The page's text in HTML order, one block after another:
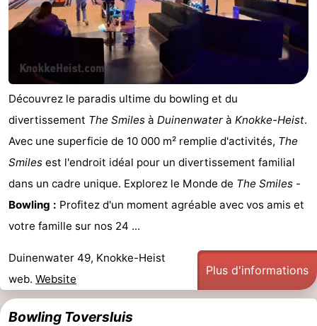
Noordzee
Résidence
Cadzand-
Bad
-
Resort
Nieuwvliet-
Bad
Schoneveld
-
Strand
Resort
Nieuwvliet-
Bad
-
Waterdunen
-
Zeebad
-
Zonneweelde
-
Zwinhoeve
Hôtels
Last
minutes
Plages
Découvrez le paradis ultime du bowling et du
divertissement The Smiles à Duinenwater à Knokke-Heist.
Avec une superficie de 10 000 m² remplie d'activités, The
Smiles est l'endroit idéal pour un divertissement familial
dans un cadre unique. Explorez le Monde de The Smiles -
Bowling : Profitez d'un moment agréable avec vos amis et
votre famille sur nos 24 ...
Duinenwater 49, Knokke-Heist
web. Website
Plus d'informations
Bowling Toversluis